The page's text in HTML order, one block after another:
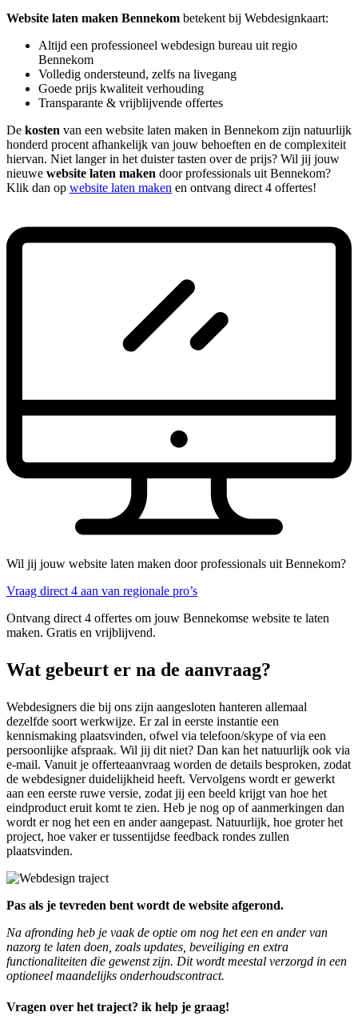
Website laten maken Bennekom betekent bij Webdesignkaart:
Altijd een professioneel webdesign bureau uit regio
Bennekom
Volledig ondersteund, zelfs na livegang
Goede prijs kwaliteit verhouding
Transparante & vrijblijvende offertes
De kosten van een website laten maken in Bennekom zijn natuurlijk
honderd procent afhankelijk van jouw behoeften en de complexiteit
hiervan. Niet langer in het duister tasten over de prijs? Wil jij jouw
nieuwe website laten maken door professionals uit Bennekom?
Klik dan op website laten maken en ontvang direct 4 offertes!
Wil jij jouw website laten maken door professionals uit Bennekom?
Vraag direct 4 aan van regionale pro’s
Ontvang direct 4 offertes om jouw Bennekomse website te laten
maken. Gratis en vrijblijvend.
Wat gebeurt er na de aanvraag?
Webdesigners die bij ons zijn aangesloten hanteren allemaal
dezelfde soort werkwijze. Er zal in eerste instantie een
kennismaking plaatsvinden, ofwel via telefoon/skype of via een
persoonlijke afspraak. Wil jij dit niet? Dan kan het natuurlijk ook via
e-mail. Vanuit je offerteaanvraag worden de details besproken, zodat
de webdesigner duidelijkheid heeft. Vervolgens wordt er gewerkt
aan een eerste ruwe versie, zodat jij een beeld krijgt van hoe het
eindproduct eruit komt te zien. Heb je nog op of aanmerkingen dan
wordt er nog het een en ander aangepast. Natuurlijk, hoe groter het
project, hoe vaker er tussentijdse feedback rondes zullen
plaatsvinden.
Pas als je tevreden bent wordt de website afgerond.
Na afronding heb je vaak de optie om nog het een en ander van
nazorg te laten doen, zoals updates, beveiliging en extra
functionaliteiten die gewenst zijn. Dit wordt meestal verzorgd in een
optioneel maandelijks onderhoudscontract.
Vragen over het traject? ik help je graag!